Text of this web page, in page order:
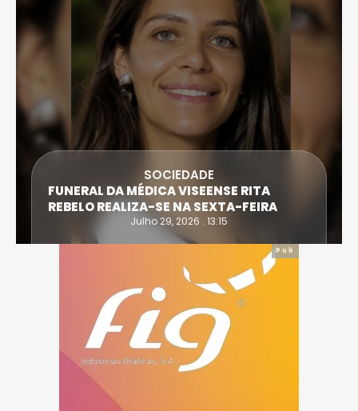
ATLETA DE CASTRO DAIRE SUPERA PROVA
EXTREMA DO TRIATLO E TORNA-SE
IRONWOMAN
Julho 28, 2026 . 16:14
Pub